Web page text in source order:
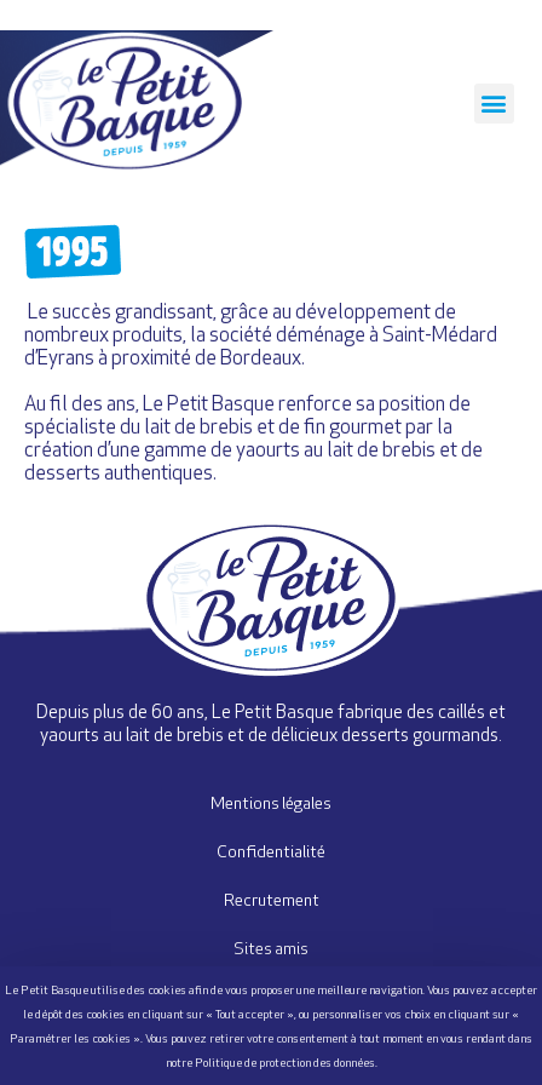
Le succès grandissant, grâce au développement de
nombreux produits, la société déménage à Saint-Médard
d’Eyrans à proximité de Bordeaux.
Au fil des ans, Le Petit Basque renforce sa position de
spécialiste du lait de brebis et de fin gourmet par la
création d’une gamme de yaourts au lait de brebis et de
desserts authentiques.
Depuis plus de 60 ans, Le Petit Basque fabrique des caillés et
yaourts au lait de brebis et de délicieux desserts gourmands.
Mentions légales
Confidentialité
Recrutement
Sites amis
Nous contacter
Questionnaire Satisfaction